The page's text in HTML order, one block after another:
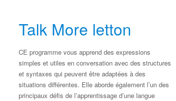
Talk More letton
CE programme vous apprend des expressions
simples et utiles en conversation avec des structures
et syntaxes qui peuvent être adaptées à des
situations différentes. Elle aborde également l’un des
principaux défis de l’apprentissage d’une langue